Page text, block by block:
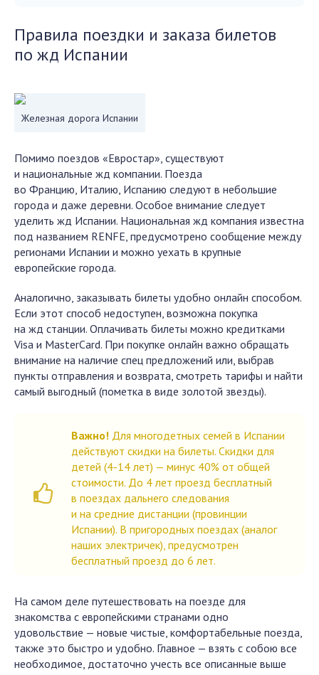
Правила поездки и заказа билетов
по жд Испании
Железная дорога Испании
Помимо поездов «Евростар», существуют
и национальные жд компании. Поезда
во Францию, Италию, Испанию следуют в небольшие
города и даже деревни. Особое внимание следует
уделить жд Испании. Национальная жд компания известна
под названием RENFE, предусмотрено сообщение между
регионами Испании и можно уехать в крупные
европейские города.
Аналогично, заказывать билеты удобно онлайн способом.
Если этот способ недоступен, возможна покупка
на жд станции. Оплачивать билеты можно кредитками
Visa и MasterCard. При покупке онлайн важно обращать
внимание на наличие спец предложений или, выбрав
пункты отправления и возврата, смотреть тарифы и найти
самый выгодный (пометка в виде золотой звезды).
Важно! Для многодетных семей в Испании
действуют скидки на билеты. Скидки для
детей (4-14 лет) — минус 40% от общей
стоимости. До 4 лет проезд бесплатный
в поездах дальнего следования
и на средние дистанции (провинции
Испании). В пригородных поездах (аналог
наших электричек), предусмотрен
бесплатный проезд до 6 лет.
На самом деле путешествовать на поезде для
знакомства с европейскими странами одно
удовольствие — новые чистые, комфортабельные поезда,
также это быстро и удобно. Главное — взять с собою все
необходимое, достаточно учесть все описанные выше